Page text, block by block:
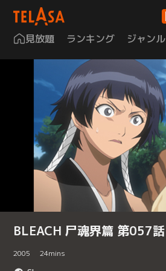
見放題 ランキング ジャンル
BLEACH 尸魂界篇 第057話
2005 24mins